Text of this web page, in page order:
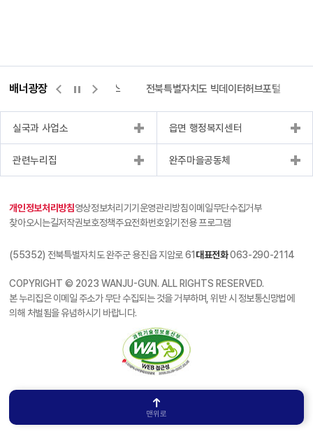
배너광장
량바로처리센터 위택스 전북특별자치도 빅데이터허브포털
실국과 사업소 읍면 행정복지센터
관련누리집 완주마을공동체
개인정보처리방침영상정보처리기기운영관리방침이메일무단수집거부
찾아오시는길저작권보호정책주요전화번호읽기전용 프로그램
(55352) 전북특별자치도 완주군 용진읍 지암로 61 대표전화063-290-2114
COPYRIGHT © 2023 WANJU-GUN. ALL RIGHTS RESERVED.
본 누리집은 이메일 주소가 무단 수집되는 것을 거부하며, 위반 시 정보통신망법에
의해 처벌됨을 유념하시기 바랍니다.
맨위로